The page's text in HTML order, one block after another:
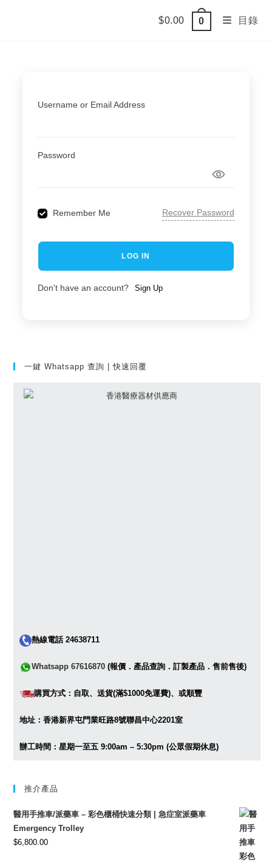
$0.00 0 目錄
Username or Email Address
Password
Remember Me Recover Password
LOG IN
Don't have an account? Sign Up
一鍵 Whatsapp 查詢 | 快速回覆
熱線電話 24638711
Whatsapp 67616870 (報價．產品查詢．訂製產品．售前售後)
購買方式：自取、送貨(滿$1000免運費)、或順豐
地址：香港新界屯門業旺路8號聯昌中心2201室
辦工時間：星期一至五 9:00am – 5:30pm (公眾假期休息)
推介產品
醫用手推車/派藥車 – 彩色櫃桶快速分類 | 急症室派藥車
Emergency Trolley
$6,800.00